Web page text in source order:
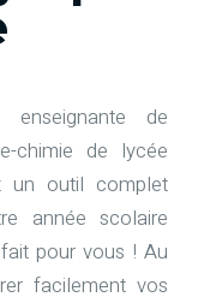
de
chimie de lycée
un outil complet
année scolaire
pour vous ! Au
facilement vos